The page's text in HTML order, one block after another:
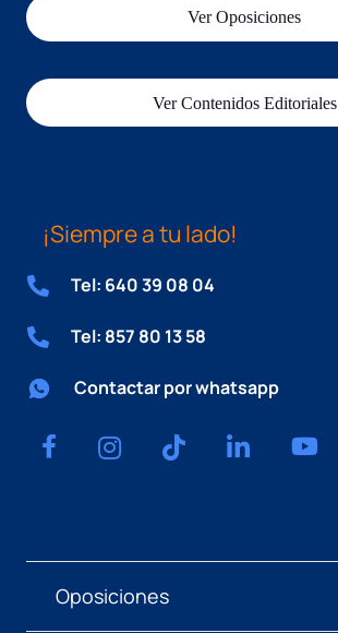
Ver Oposiciones
Ver Contenidos Editoriales
¡Siempre a tu lado!
Tel: 640 39 08 04
Tel: 857 80 13 58
Contactar por whatsapp
Oposiciones